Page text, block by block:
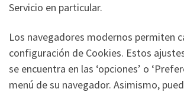
Servicio en particular.
Los navegadores modernos permiten
configuración de Cookies. Estos
se encuentra en las ‘opciones’ o
menú de su navegador. Asimismo,